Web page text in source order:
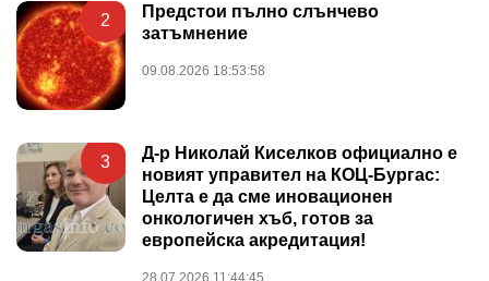
2
Предстои пълно слънчево
затъмнение
09.08.2026 18:53:58
3
Д-р Николай Киселков официално е
новият управител на КОЦ-Бургас:
Целта е да сме иновационен
онкологичен хъб, готов за
европейска акредитация!
28.07.2026 11:44:45